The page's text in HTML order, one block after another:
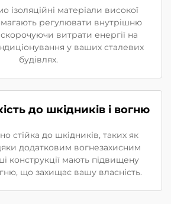
ізоляційні матеріали високої
регулювати внутрішню
витрати енергії на
у ваших сталевих
будівлях.
до шкідників і вогню
стійка до шкідників, таких як
додатковим вогнезахисним
конструкції мають підвищену
що захищає вашу власність.